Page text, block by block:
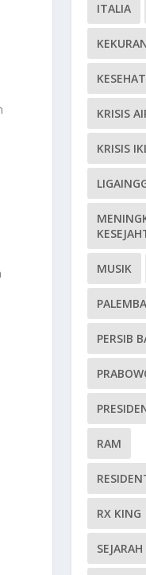
ITALIA
KRISIS
KRISIS
MUSIK
PERSIB
RAM
RX KING
SEJARAH